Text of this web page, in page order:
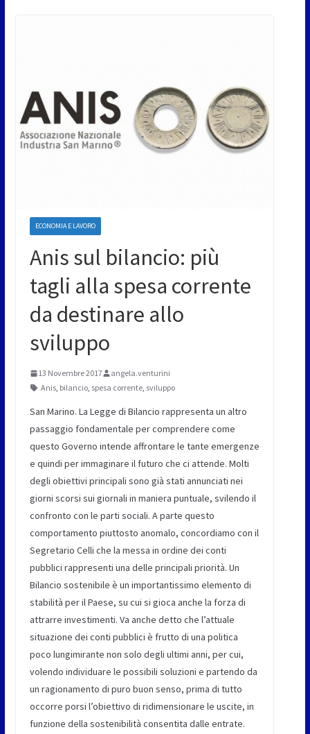
ECONOMIA E LAVORO
Anis sul bilancio: più
tagli alla spesa corrente
da destinare allo
sviluppo
13 Novembre 2017
angela.venturini
Anis, bilancio, spesa corrente, sviluppo
San Marino. La Legge di Bilancio rappresenta un altro
passaggio fondamentale per comprendere come
questo Governo intende affrontare le tante emergenze
e quindi per immaginare il futuro che ci attende. Molti
degli obiettivi principali sono già stati annunciati nei
giorni scorsi sui giornali in maniera puntuale, svilendo il
confronto con le parti sociali. A parte questo
comportamento piuttosto anomalo, concordiamo con il
Segretario Celli che la messa in ordine dei conti
pubblici rappresenti una delle principali priorità. Un
Bilancio sostenibile è un importantissimo elemento di
stabilità per il Paese, su cui si gioca anche la forza di
attrarre investimenti. Va anche detto che l’attuale
situazione dei conti pubblici è frutto di una politica
poco lungimirante non solo degli ultimi anni, per cui,
volendo individuare le possibili soluzioni e partendo da
un ragionamento di puro buon senso, prima di tutto
occorre porsi l’obiettivo di ridimensionare le uscite, in
funzione della sostenibilità consentita dalle entrate.